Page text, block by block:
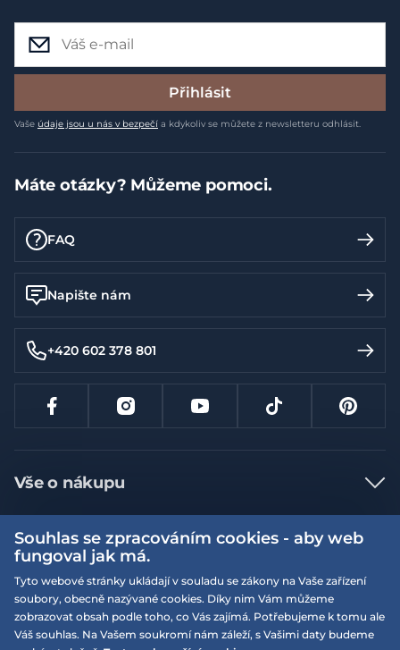
Přihlásit
Vaše údaje jsou u nás v bezpečí a kdykoliv se můžete z newsletteru odhlásit.
Máte otázky? Můžeme pomoci.
FAQ
Napište nám
+420 602 378 801
Vše o nákupu
Jak nakupovat
Nejčastější dotazy
Doprava a platba
Vrácení a výměna zboží
Reklamace
Více informací
Obchodní podmínky
Podmínky EQS věrnostního klubu
On-line katalogy
Naše prodejny
Souhlas se zpracováním cookies - aby web
fungoval jak má.
Tyto webové stránky ukládají v souladu se zákony na Vaše zařízení
soubory, obecně nazývané cookies. Díky nim Vám můžeme
zobrazovat obsah podle toho, co Vás zajímá. Potřebujeme k tomu ale
Váš souhlas. Na Vašem soukromí nám záleží, s Vašimi daty budeme